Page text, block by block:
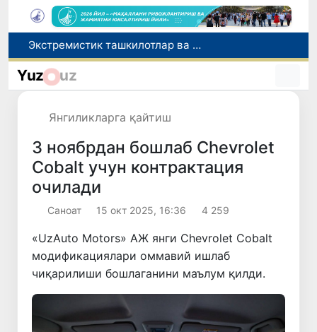
Экстремистик ташкилотлар ва материалларнинг электрон реестри юритилади
Ўзбекистон Журналистлар уюшмаси қошида Блогерлар ижодий кенгаши ташкил этилди
Yuz uz
Янгиликларга қайтиш
3 ноябрдан бошлаб Chevrolet
Cobalt учун контрактация
очилади
Саноат 15 окт 2025, 16:36 4 259
«UzAuto Motors» АЖ янги Chevrolet Cobalt
модификациялари оммавий ишлаб
чиқарилиши бошлаганини маълум қилди.